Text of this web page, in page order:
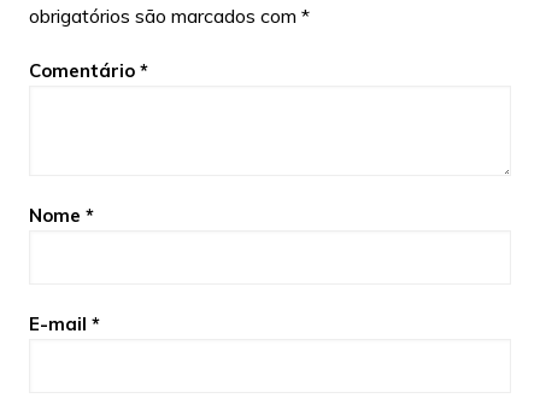
obrigatórios são marcados com *
Comentário *
Nome *
E-mail *